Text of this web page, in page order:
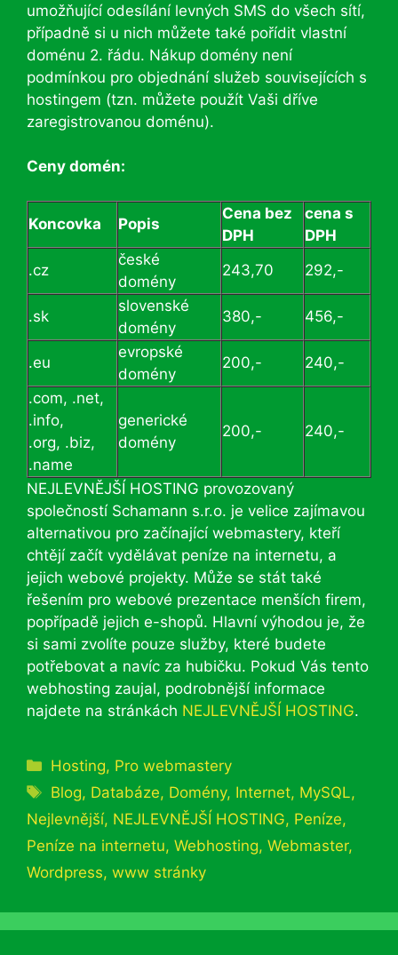
umožňující odesílání levných SMS do všech sítí,
případně si u nich můžete také pořídit vlastní
doménu 2. řádu. Nákup domény není
podmínkou pro objednání služeb souvisejících s
hostingem (tzn. můžete použít Vaši dříve
zaregistrovanou doménu).
Ceny domén:
Koncovka Popis
Cena bez
DPH
cena s
DPH
.cz
české
domény
243,70 292,-
.sk
slovenské
domény
380,- 456,-
.eu
evropské
domény
200,-
240,-
.com, .net,
.info,
.org, .biz,
.name
generické
domény
200,- 240,-
NEJLEVNĚJŠÍ HOSTING provozovaný
společností Schamann s.r.o. je velice zajímavou
alternativou pro začínající webmastery, kteří
chtějí začít vydělávat peníze na internetu, a
jejich webové projekty. Může se stát také
řešením pro webové prezentace menších firem,
popřípadě jejich e-shopů. Hlavní výhodou je, že
si sami zvolíte pouze služby, které budete
potřebovat a navíc za hubičku. Pokud Vás tento
webhosting zaujal, podrobnější informace
najdete na stránkách NEJLEVNĚJŠÍ HOSTING.
Rubriky
Hosting, Pro webmastery
Štítky
Blog, Databáze, Domény, Internet, MySQL,
Nejlevnější, NEJLEVNĚJŠÍ HOSTING, Peníze,
Peníze na internetu, Webhosting, Webmaster,
Wordpress, www stránky